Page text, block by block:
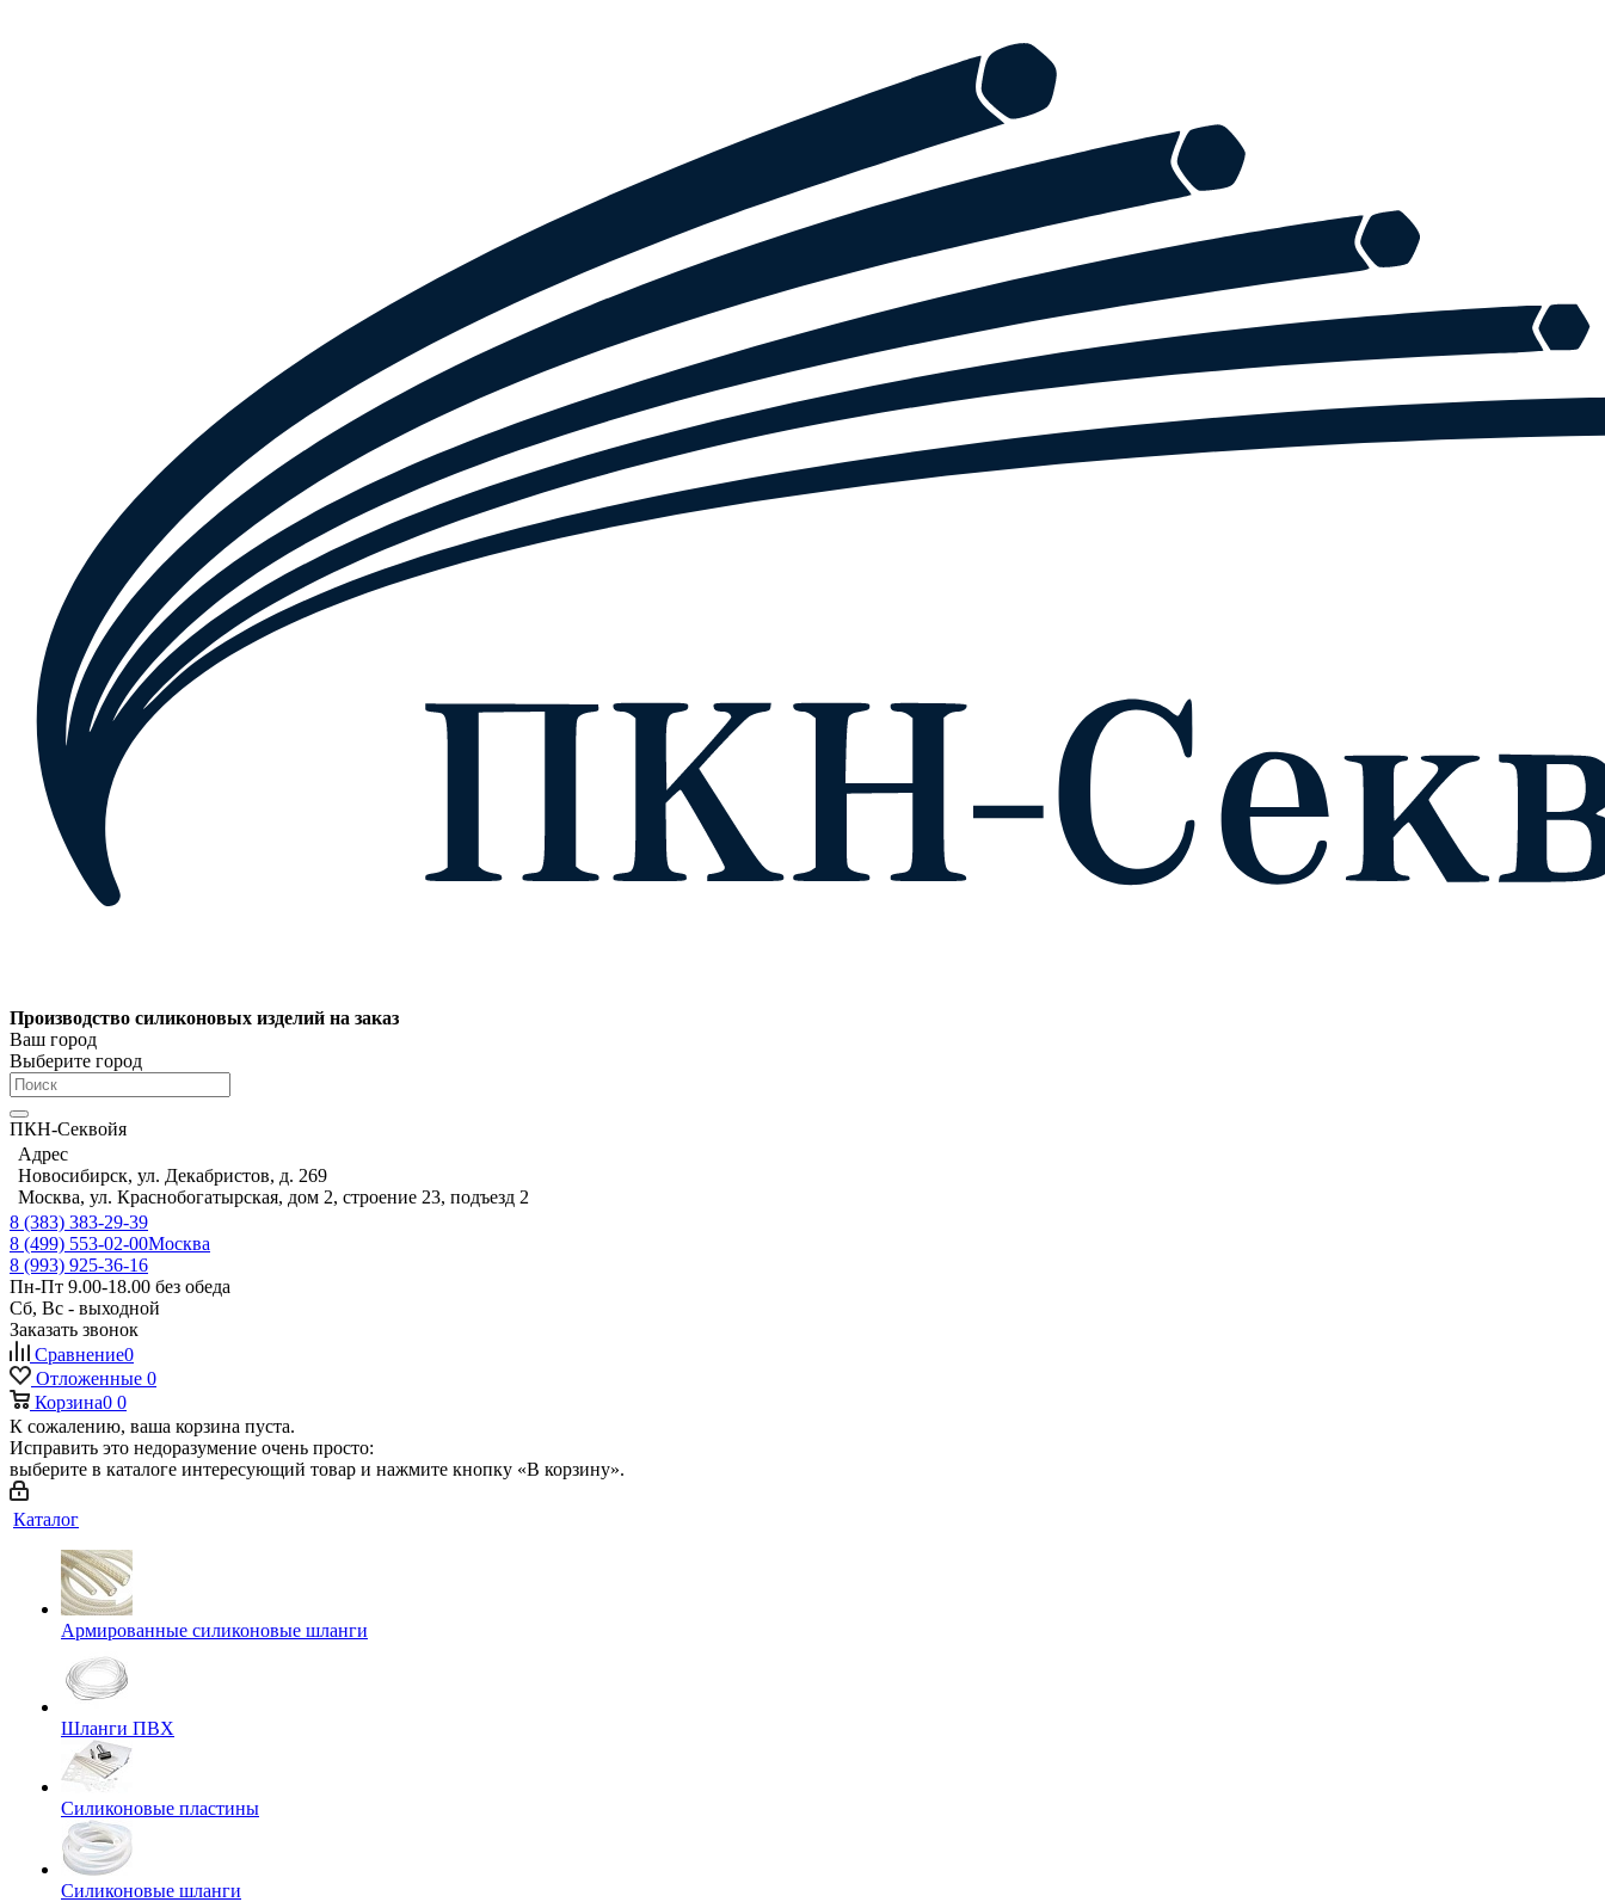
Производство силиконовых изделий на заказ
Ваш город
Выберите город
ПКН-Секвойя
Адрес
Новосибирск, ул. Декабристов, д. 269
Москва, ул. Краснобогатырская, дом 2, строение 23, подъезд 2
8 (383) 383-29-39
8 (499) 553-02-00Москва
8 (993) 925-36-16
Пн-Пт 9.00-18.00 без обеда
Сб, Вс - выходной
Заказать звонок
Сравнение0
Отложенные 0
Корзина0 0
К сожалению, ваша корзина пуста.
Исправить это недоразумение очень просто:
выберите в каталоге интересующий товар и нажмите кнопку «В корзину».
Каталог
Армированные силиконовые шланги
Шланги ПВХ
Силиконовые пластины
Силиконовые шланги